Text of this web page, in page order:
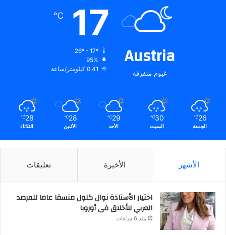
Austria
غيوم متفرقة
17
℃
95%
0.41 كيلومتر/ساعة
26
℃
الجمعة
30
℃
السبت
29
℃
الأحد
28
℃
الأثنين
28
℃
الثلاثاء
الأشهر الأخيرة تعليقات
اختيار الأستاذة نوال كلول منسقا عاما للمرصد
العربي للأخلاق فى أوروبا
منذ 6 ساعات